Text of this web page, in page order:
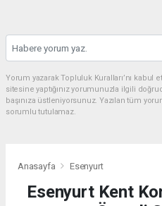
Yorum yazarak Topluluk Kuralları’nı
sitesine yaptığınız yorumunuzla ilgili
başınıza üstleniyorsunuz. Yazılan tüm
sorumlu tutulamaz.
Anasayfa Esenyurt
Esenyurt Kent